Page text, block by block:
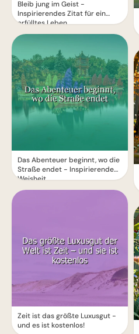
Bleib jung im Geist -
Inspirierendes Zitat für ein
erfülltes Leben
Das Abenteuer beginnt, wo die
Straße endet - Inspirierende
Weisheit
Zeit ist das größte Luxusgut -
und es ist kostenlos!